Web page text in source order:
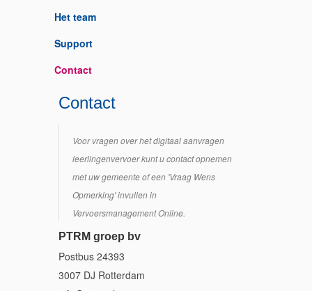
Het team
Support
Contact
Contact
Voor vragen over het digitaal aanvragen
leerlingenvervoer kunt u contact opnemen
met uw gemeente of een 'Vraag Wens
Opmerking' invullen in
Vervoersmanagement Online.
PTRM groep bv
Postbus 24393
3007 DJ Rotterdam